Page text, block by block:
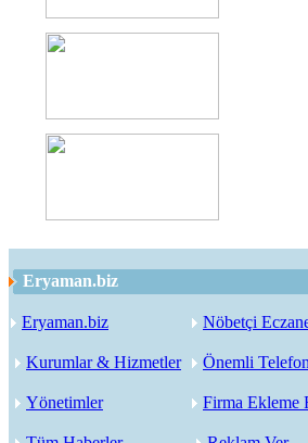
Eryaman.biz
Eryaman.biz Nöbetçi
Kurumlar & Hizmetler Önemli
Yönetimler Firma Ekleme